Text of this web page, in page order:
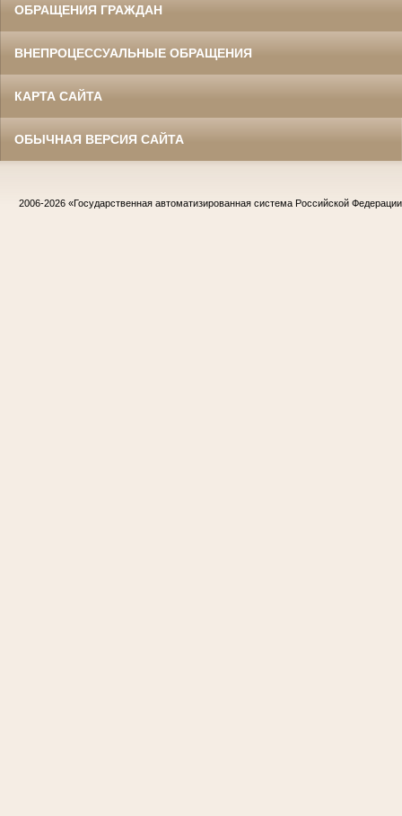
ОБРАЩЕНИЯ ГРАЖДАН
ВНЕПРОЦЕССУАЛЬНЫЕ ОБРАЩЕНИЯ
КАРТА САЙТА
ОБЫЧНАЯ ВЕРСИЯ САЙТА
2006-2026 «Государственная автоматизированная система Российской